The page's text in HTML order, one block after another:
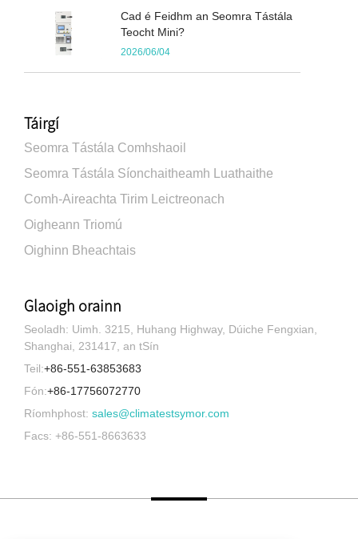
Cad é Feidhm an Seomra Tástála
Teocht Mini?
2026/06/04
Táirgí
Seomra Tástála Comhshaoil
Seomra Tástála Síonchaitheamh Luathaithe
Comh-Aireachta Tirim Leictreonach
Oigheann Triomú
Oighinn Bheachtais
Glaoigh orainn
Seoladh: Uimh. 3215, Huhang Highway, Dúiche Fengxian,
Shanghai, 231417, an tSín
Teil:+86-551-63853683
Fón:+86-17756072770
Ríomhphost: sales@climatestsymor.com
Facs: +86-551-8663633